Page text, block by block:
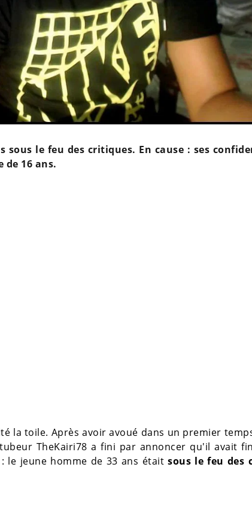
sous le feu des critiques. En cause : ses
16 ans.
la toile. Après avoir avoué dans un premier
TheKairi78 a fini par annoncer qu'il avait
le jeune homme de 33 ans étaitsous le feu des